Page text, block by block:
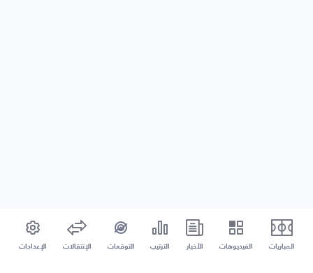
المباريات الفيديوهات الأخبار الترتيب التوقعات الإنتقالات الإعدادات